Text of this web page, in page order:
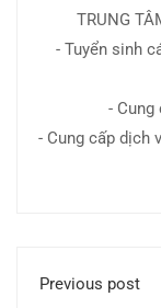
TRUNG
- Tuyển sinh
- Cung
- Cung cấp dịch
Previous post